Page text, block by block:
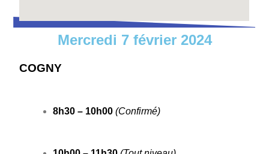
Mercredi 7 février 2024
COGNY
8h30 – 10h00(Confirmé)